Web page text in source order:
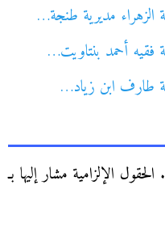
الزهراء مديرية طنجة…
فقيه أحمد بنتاويت…
طارف ابن زياد…
الحقول الإلزامية مشار إليها بـ